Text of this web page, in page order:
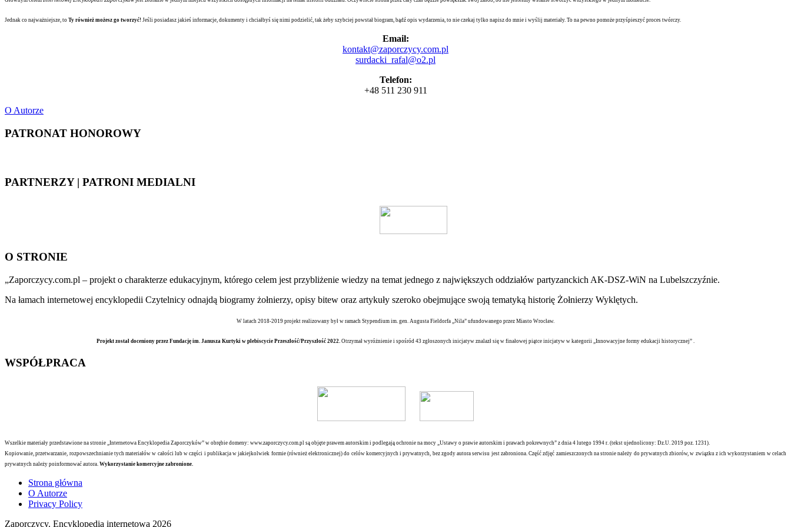
Jednak co najważniejsze, to Ty również możesz go tworzyć! Jeśli posiadasz jakieś informacje, dokumenty i chciałbyś się nimi podzielić, tak żeby szybciej powstał biogram, bądź opis wydarzenia, to nie czekaj tylko napisz do mnie i wyślij materiały. To na pewno pomoże przyśpieszyć proces twórczy.
Email:
kontakt@zaporczycy.com.pl
surdacki_rafal@o2.pl
Telefon:
+48 511 230 911
O Autorze
PATRONAT HONOROWY
PARTNERZY | PATRONI MEDIALNI
O STRONIE
„Zaporczycy.com.pl – projekt o charakterze edukacyjnym, którego celem jest przybliżenie wiedzy na temat jednego z największych oddziałów partyzanckich AK-DSZ-WiN na Lubelszczyźnie.
Na łamach internetowej encyklopedii Czytelnicy odnajdą biogramy żołnierzy, opisy bitew oraz artykuły szeroko obejmujące swoją tematyką historię Żołnierzy Wyklętych.
W latach 2018-2019 projekt realizowany był w ramach Stypendium im. gen. Augusta Fieldorfa „Nila” ufundowanego przez Miasto Wrocław.
Projekt został doceniony przez Fundację im. Janusza Kurtyki w plebiscycie Przeszłość/Przyszłość 2022. Otrzymał wyróżnienie i spośród 43 zgłoszonych inicjatyw znalazł się w finałowej piątce inicjatyw w kategorii „Innowacyjne formy edukacji historycznej” .
WSPÓŁPRACA
Wszelkie materiały przedstawione na stronie „Internetowa Encyklopedia Zaporczyków” w obrębie domeny: www.zaporczycy.com.pl są objęte prawem autorskim i podlegają ochronie na mocy „Ustawy o prawie autorskim i prawach pokrewnych” z dnia 4 lutego 1994 r. (tekst ujednolicony: Dz.U. 2019 poz. 1231).
Kopiowanie, przetwarzanie, rozpowszechnianie tych materiałów w całości lub w części i publikacja w jakiejkolwiek formie (również elektronicznej) do celów komercyjnych i prywatnych, bez zgody autora serwisu jest zabroniona. Część zdjęć zamieszczonych na stronie należy do prywatnych zbiorów, w związku z ich wykorzystaniem w celach
prywatnych należy poinformować autora. Wykorzystanie komercyjne zabronione.
Strona główna
O Autorze
Privacy Policy
Zaporczycy. Encyklopedia internetowa 2026